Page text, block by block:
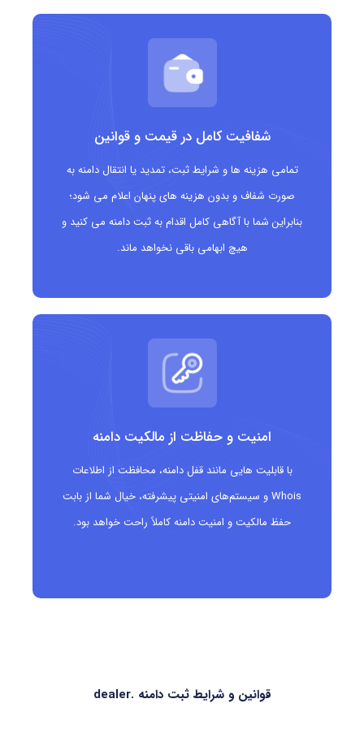
دامنه ای خاص، کمیاب و متفاوت نسبت به .com
مناسب برای سئو محلی و تجاری به دلیل معنای کاملاً
قابلیت ساخت آدرس های کوتاه، برندمحور و جذاب
شفافیت کامل در قیمت و قوانین
تمامی هزینه ها و شرایط ثبت، تمدید یا انتقال دامنه به
صورت شفاف و بدون هزینه های پنهان اعلام می شود؛
بنابراین شما با آگاهی کامل اقدام به ثبت دامنه می کنید و
هیچ ابهامی باقی نخواهد ماند.
امنیت و حفاظت از مالکیت دامنه
با قابلیت هایی مانند قفل دامنه، محافظت از اطلاعات
Whois و سیستم‌های امنیتی پیشرفته، خیال شما از بابت
حفظ مالکیت و امنیت دامنه کاملاً راحت خواهد بود.
قوانین و شرایط ثبت دامنه .dealer